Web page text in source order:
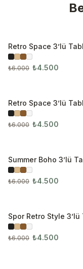
İNDIRIM
Retro Space 3’lü
3272
₺6.000 ₺4.500
İNDIRIM
Retro Space 3’lü
3285
₺6.000 ₺4.500
İNDIRIM
Summer Boho 3’lü
Seti
₺6.000 ₺4.500
İNDIRIM
Spor Retro Style 3’lü
Seti
₺6.000 ₺4.500